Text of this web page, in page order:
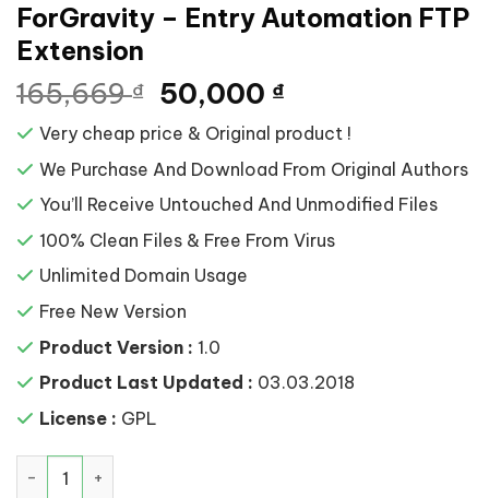
ForGravity – Entry Automation FTP
Extension
165,669₫ Giá
gốc
là:
165,669 ₫.
50,000 ₫Giá
hiện
tại
là:
50,000 ₫.
Very cheap price & Original product !
We Purchase And Download From Original Authors
You’ll Receive Untouched And Unmodified Files
100% Clean Files & Free From Virus
Unlimited Domain Usage
Free New Version
Product Version : 1.0
Product Last Updated : 03.03.2018
License : GPL